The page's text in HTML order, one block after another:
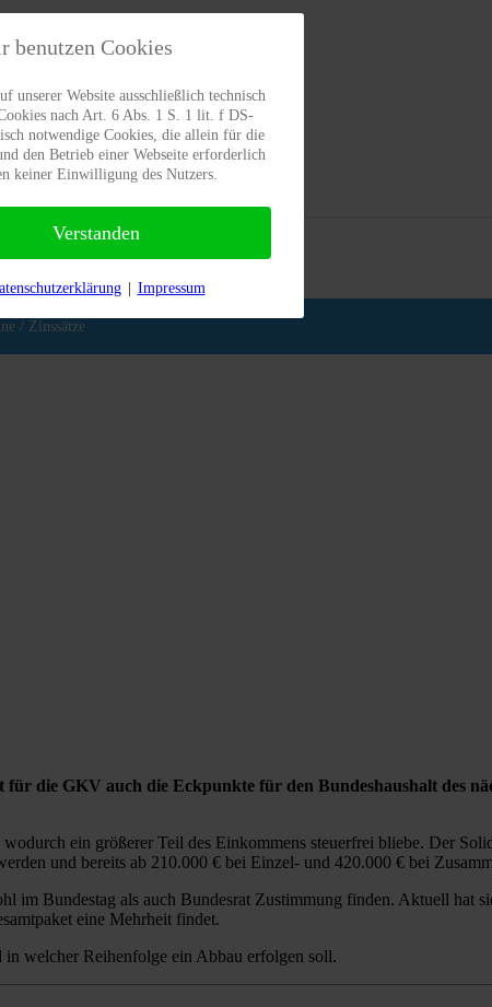
aus dem Steuerrecht
/ Zinssätze
die GKV auch die Eckpunkte für den Bundeshaushalt des
ein größerer Teil des Einkommens steuerfrei bliebe. Der
und bereits ab 210.000 € bei Einzel- und 420.000 € bei
im Bundestag als auch Bundesrat Zustimmung finden. Aktuell hat
eine Mehrheit findet.
welcher Reihenfolge ein Abbau erfolgen soll.
benutzen Cookies
unserer Website ausschließlich technisch
nach Art. 6 Abs. 1 S. 1 lit. f DS-
notwendige Cookies, die allein für die
den Betrieb einer Webseite erforderlich
keiner Einwilligung des Nutzers.
Verstanden
Impressum